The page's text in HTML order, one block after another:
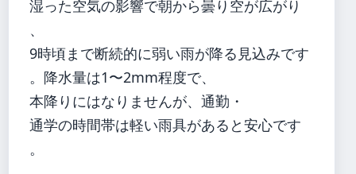
湿った空気の影響で朝から曇り空が広がり
、
9時頃まで断続的に弱い雨が降る見込みです
。降水量は1〜2mm程度で、
本降りにはなりませんが、通勤・
通学の時間帯は軽い雨具があると安心です
。